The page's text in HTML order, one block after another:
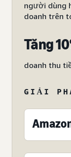
người dùng
doanh trên
Tăng
doanh thu
GIẢI